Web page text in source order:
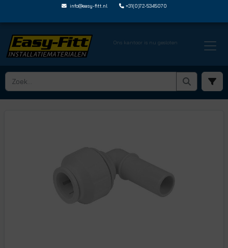
info@easy-fitt.nl +31(0)72-5345070
Ons kantoor is nu gesloten
HOME › JOHN GUEST SPEEDFIT › KNIEEN EN VERLOOPKNIEEN › PEM221515W